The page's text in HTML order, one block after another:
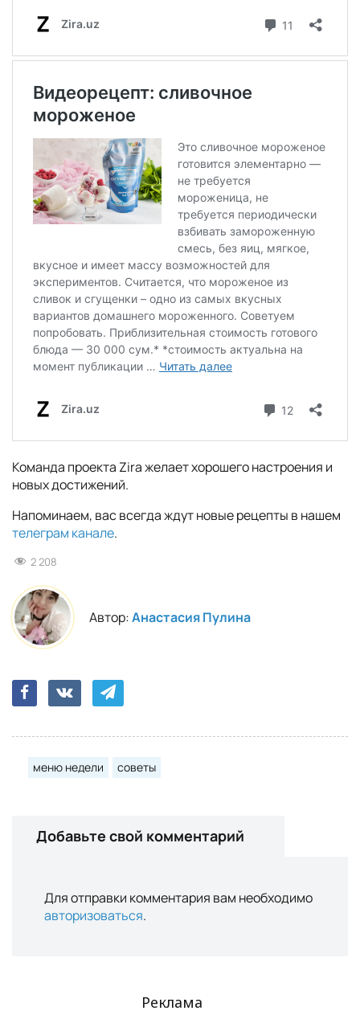
Команда проекта Zira желает хорошего настроения и
новых достижений.
Напоминаем, вас всегда ждут новые рецепты в нашем
телеграм канале.
2 208
Автор:Анастасия Пулина
меню недели советы
Добавьте свой комментарий
Для отправки комментария вам необходимо
авторизоваться.
Реклама